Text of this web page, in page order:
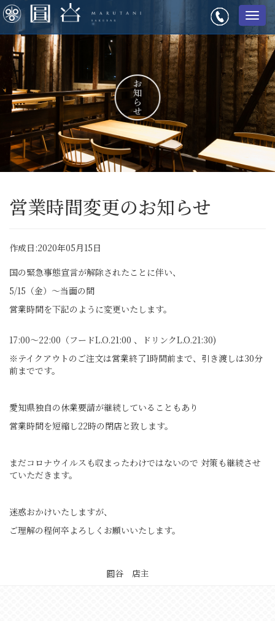
メ
ニ
ュ
ー
営業時間変更のお知らせ
作成日:2020年05月15日
国の緊急事態宣言が解除されたことに伴い、
5/15（金）～当面の間
営業時間を下記のように変更いたします。
17:00～22:00（フードL.O.21:00 、ドリンクL.O.21:30)
※テイクアウトのご注文は営業終了1時間前まで、引き渡しは30分
前までです。
愛知県独自の休業要請が継続していることもあり
営業時間を短縮し22時の閉店と致します。
まだコロナウイルスも収まったわけではないので 対策も継続させ
ていただきます。
迷惑おかけいたしますが、
ご理解の程何卒よろしくお願いいたします。
圓谷 店主